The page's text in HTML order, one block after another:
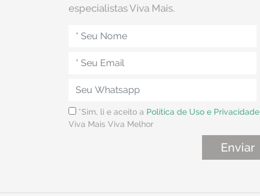
especialistas Viva Mais.
*Sim, li e aceito a Política de Uso e Privacidade
Viva Mais Viva Melhor